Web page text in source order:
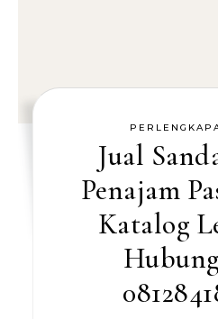
Jual
Penajam
Katalog